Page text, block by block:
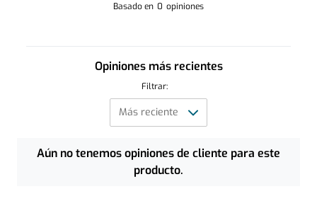
Basado en 0 opiniones
Opiniones más recientes
Filtrar:
Aún no tenemos opiniones de cliente para este
producto.